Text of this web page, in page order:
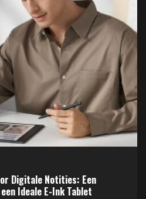
Digitale Notities: Een
Ideale E-Ink Tablet